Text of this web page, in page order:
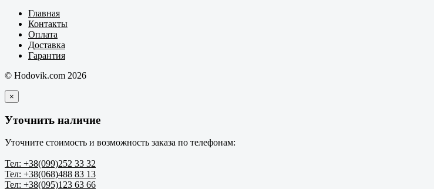
Главная
Контакты
Оплата
Доставка
Гарантия
© Hodovik.com 2026
×
Уточнить наличие
Уточните стоимость и возможность заказа по телефонам:
Тел: +38(099)252 33 32
Тел: +38(068)488 83 13
Тел: +38(095)123 63 66